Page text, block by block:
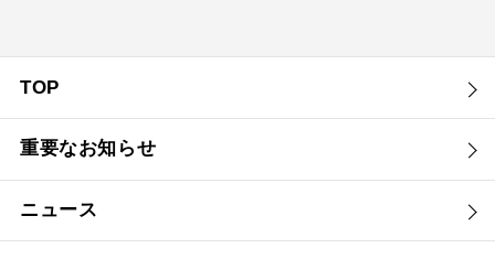
TOP
重要なお知らせ
ニュース